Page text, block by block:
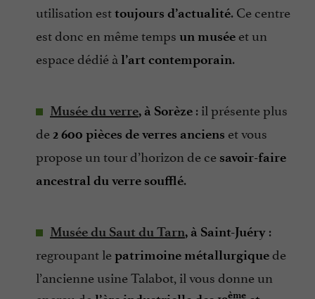
utilisation esttoujours d’actualité. Ce centre
est donc en même temps un musée et un
espace dédié à l’art contemporain.
Musée du verre, à Sorèze : il présente plus
de2 600 pièces de verres anciens et vous
propose un tour d’horizon de ce savoir-faire
ancestral du verre soufflé.
Musée du Saut du Tarn, à Saint-Juéry :
regroupant lepatrimoine métallurgiquede
l’ancienne usine Talabot, il vous donne un
ème